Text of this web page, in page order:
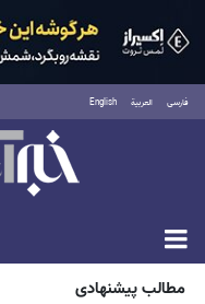
فارسی العربية English
جمعه ۱۶ مرداد ۱۴۰۵
مطالب پیشنهادی